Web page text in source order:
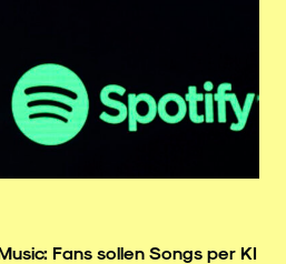
Fans sollen Songs per KI